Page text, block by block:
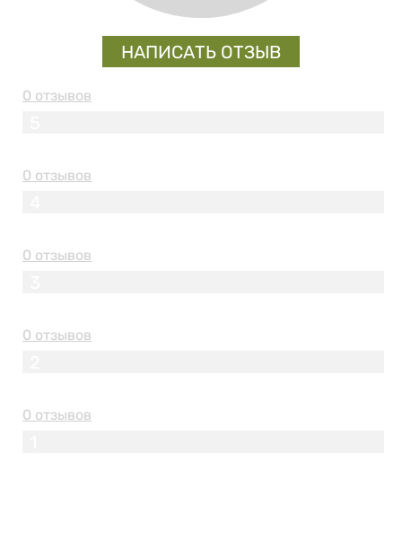
НАПИСАТЬ ОТЗЫВ
0 отзывов
0 отзывов
0 отзывов
0 отзывов
0 отзывов